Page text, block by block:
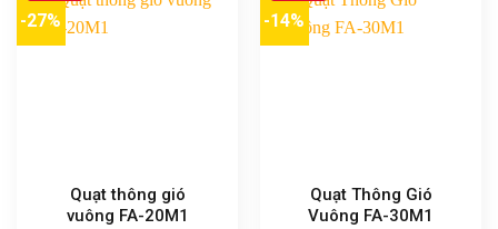
-27%
Quạt thông gió
vuông FA-20M1
-14%
Quạt Thông Gió
Vuông FA-30M1